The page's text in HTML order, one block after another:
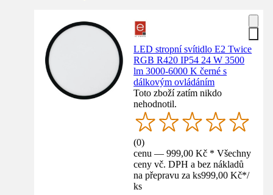
LED stropní svítidlo E2 Twice
RGB R420 IP54 24 W 3500
lm 3000-6000 K černé s
dálkovým ovládáním
Toto zboží zatím nikdo
nehodnotil.
(0)
cenu — 999,00 Kč * Všechny
ceny vč. DPH a bez nákladů
na přepravu za ks999,00 Kč*/
ks